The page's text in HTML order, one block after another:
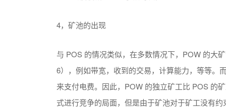
4，矿池的出现
与 POS 的情况类似，在多数情况下，POW 的大
6），例如带宽，收到的交易，计算能力，等等。
来支付电费。因此，POW 的独立矿工比 POS 的
式进行竞争的局面，但是由于矿池对于矿工没有